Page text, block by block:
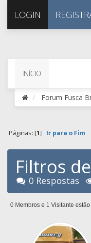
LOGIN
INÍCIO
Forum Fusca
Páginas: [1] Ir para o Fim
Filtros
0 Respostas
0 Membros e 1 Visitante